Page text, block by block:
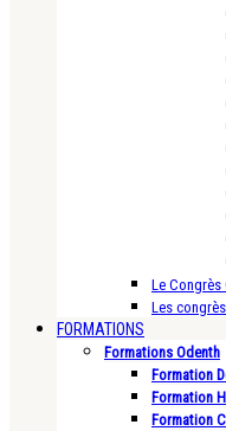
Le Congrès
Les
FORMATIONS
Formations Odenth
Formation
Formation
Formation